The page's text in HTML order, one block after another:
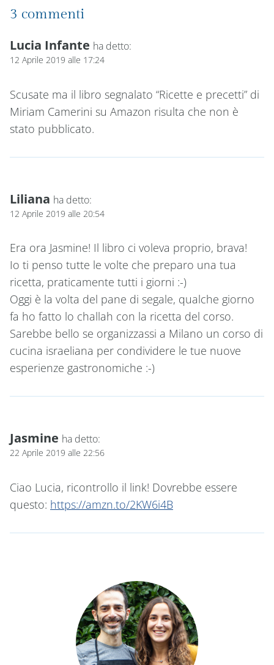
3 commenti
Lucia Infante ha detto:
12 Aprile 2019 alle 17:24
Scusate ma il libro segnalato “Ricette e precetti” di
Miriam Camerini su Amazon risulta che non è
stato pubblicato.
Liliana ha detto:
12 Aprile 2019 alle 20:54
Era ora Jasmine! Il libro ci voleva proprio, brava!
Io ti penso tutte le volte che preparo una tua
ricetta, praticamente tutti i giorni :-)
Oggi è la volta del pane di segale, qualche giorno
fa ho fatto lo challah con la ricetta del corso.
Sarebbe bello se organizzassi a Milano un corso di
cucina israeliana per condividere le tue nuove
esperienze gastronomiche :-)
Jasmine ha detto:
22 Aprile 2019 alle 22:56
Ciao Lucia, ricontrollo il link! Dovrebbe essere
questo: https://amzn.to/2KW6i4B